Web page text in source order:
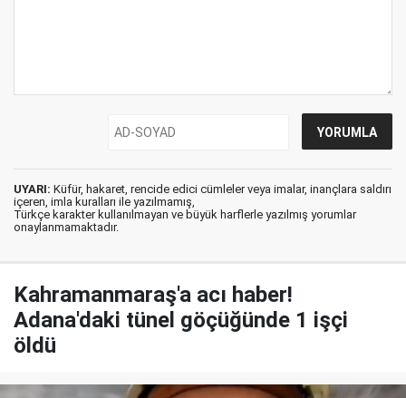
UYARI: Küfür, hakaret, rencide edici cümleler veya imalar, inançlara saldırı
içeren, imla kuralları ile yazılmamış,
Türkçe karakter kullanılmayan ve büyük harflerle yazılmış yorumlar
onaylanmamaktadır.
Kahramanmaraş'a acı haber!
Adana'daki tünel göçüğünde 1 işçi
öldü